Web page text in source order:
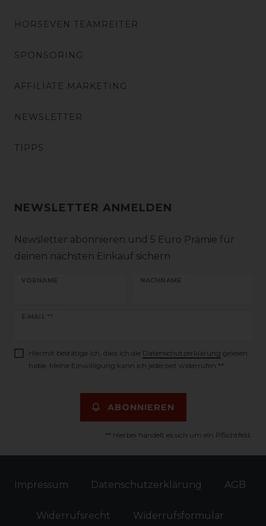
HORSEVEN TEAMREITER
SPONSORING
AFFILIATE MARKETING
NEWSLETTER
TIPPS
NEWSLETTER ANMELDEN
Newsletter abonnieren und 5 Euro Prämie für
deinen nächsten Einkauf sichern
VORNAME NACHNAME
E-MAIL **
Newsletter
Hiermit bestätige ich, dass ich die Daten­schutz­erklärung gelesen
habe. Meine Einwilligung kann ich jederzeit widerrufen.**
ABONNIEREN
** Hierbei handelt es sich um ein Pflichtfeld.
Impressum Daten­schutz­erklärung AGB
Widerrufs­recht Widerrufs­formular